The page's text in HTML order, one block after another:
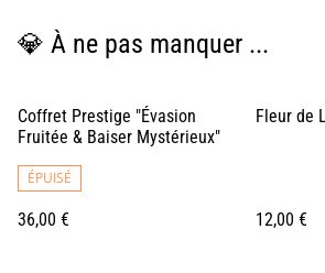
💎 À ne pas manquer ...
Coffret Prestige "Évasion
Fruitée & Baiser Mystérieux"
ÉPUISÉ
36,00 €
Fleur de
12,00 €